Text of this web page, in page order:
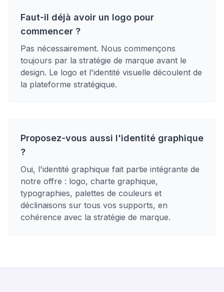
Faut-il déjà avoir un logo pour
commencer ?
Pas nécessairement. Nous commençons
toujours par la stratégie de marque avant le
design. Le logo et l'identité visuelle découlent de
la plateforme stratégique.
Proposez-vous aussi l'identité graphique
?
Oui, l'identité graphique fait partie intégrante de
notre offre : logo, charte graphique,
typographies, palettes de couleurs et
déclinaisons sur tous vos supports, en
cohérence avec la stratégie de marque.